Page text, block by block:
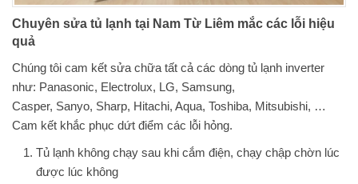
Chuyên sửa tủ lạnh tại Nam Từ Liêm mắc các lỗi hiệu
quả
Chúng tôi cam kết sửa chữa tất cả các dòng tủ lạnh inverter
như: Panasonic, Electrolux, LG, Samsung,
Casper, Sanyo, Sharp, Hitachi, Aqua, Toshiba, Mitsubishi, …
Cam kết khắc phục dứt điểm các lỗi hỏng.
Tủ lạnh không chạy sau khi cắm điện, chạy chập chờn lúc
được lúc không